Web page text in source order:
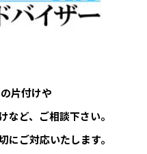
片付けや
など、ご相談下さい。
にご対応いたします。